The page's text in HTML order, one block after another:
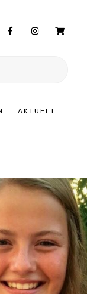
AKTUELT